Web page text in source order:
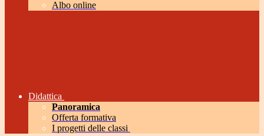
Albo online
Didattica
Panoramica
Offerta formativa
I progetti delle classi